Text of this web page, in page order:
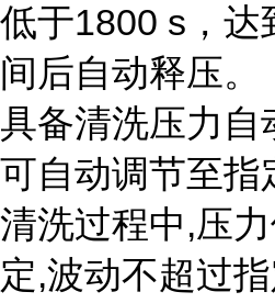
低于1800 s，达
间后自动释压。
具备清洗压力自
可自动调节至指
清洗过程中,压
定,波动不超过